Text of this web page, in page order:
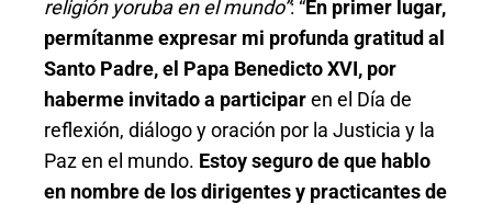
religión yoruba en el mundo”: “En primer lugar,
permítanme expresar mi profunda gratitud al
Santo Padre, el Papa Benedicto XVI, por
haberme invitado a participaren el Día de
reflexión, diálogo y oración por la Justicia y la
Paz en el mundo. Estoy seguro de que hablo
en nombre de los dirigentes y practicantes de